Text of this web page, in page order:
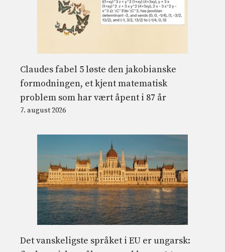
Claudes fabel 5 løste den jakobianske
formodningen, et kjent matematisk
problem som har vært åpent i 87 år
7. august 2026
Det vanskeligste språket i EU er ungarsk: